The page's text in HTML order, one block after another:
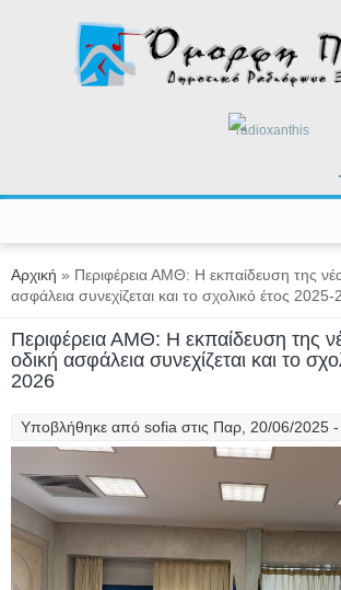
radioxanthis
Είστε εδώ
Αρχική » Περιφέρεια ΑΜΘ: Η εκπαίδευση της
ασφάλεια συνεχίζεται και το σχολικό έτος 2025-
Περιφέρεια ΑΜΘ: Η εκπαίδευση της
οδική ασφάλεια συνεχίζεται και το
2026
Υποβλήθηκε από sofia στις Παρ, 20/06/2025